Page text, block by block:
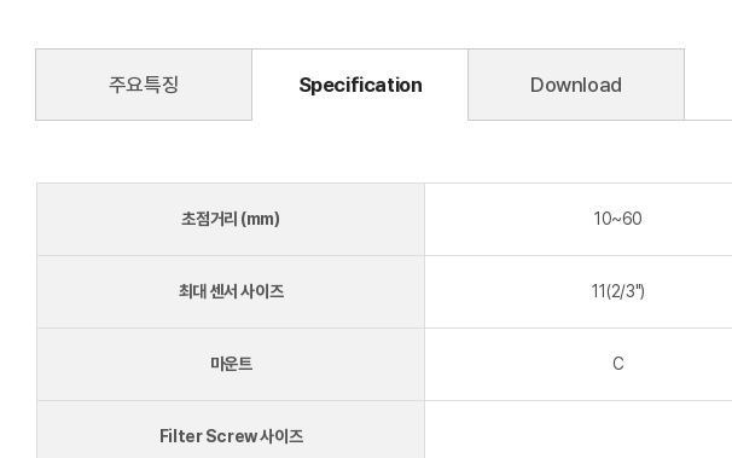
주요특징 Specification Download
초점거리 (mm) 10~60
최대 센서 사이즈 11(2/3")
마운트 C
Filter Screw 사이즈